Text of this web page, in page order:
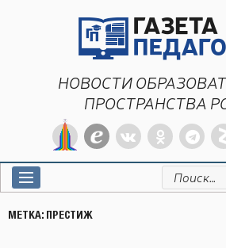
НОВОСТИ
ПРОСТРАНСТВА
Искать:
МЕТКА: ПРЕСТИЖ